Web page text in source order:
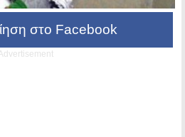
στο Facebook